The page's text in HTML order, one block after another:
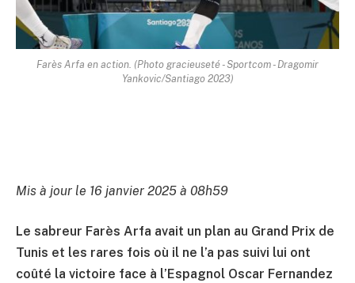
Farès Arfa en action. (Photo gracieuseté - Sportcom - Dragomir
Yankovic/Santiago 2023)
Mis à jour le 16 janvier 2025 à 08h59
Le sabreur Farès Arfa avait un plan au Grand Prix de
Tunis et les rares fois où il ne l’a pas suivi lui ont
coûté la victoire face à l’Espagnol Oscar Fernandez